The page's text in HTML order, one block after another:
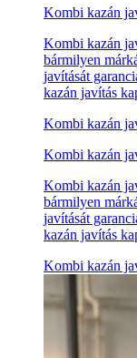
Kombi kazán
Kombi kazán
bármilyen
javítását
kazán javítás
Kombi kazán
Kombi kazán
Kombi kazán
bármilyen
javítását
kazán javítás
Kombi kazán